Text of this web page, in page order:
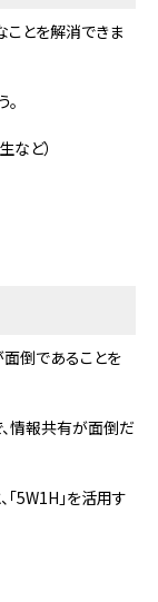
とを解消できま
など）
倒であることを
情報共有が面倒だ
5W1H」を活用す